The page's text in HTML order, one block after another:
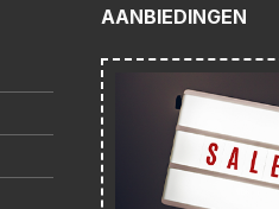
AANBIEDINGEN